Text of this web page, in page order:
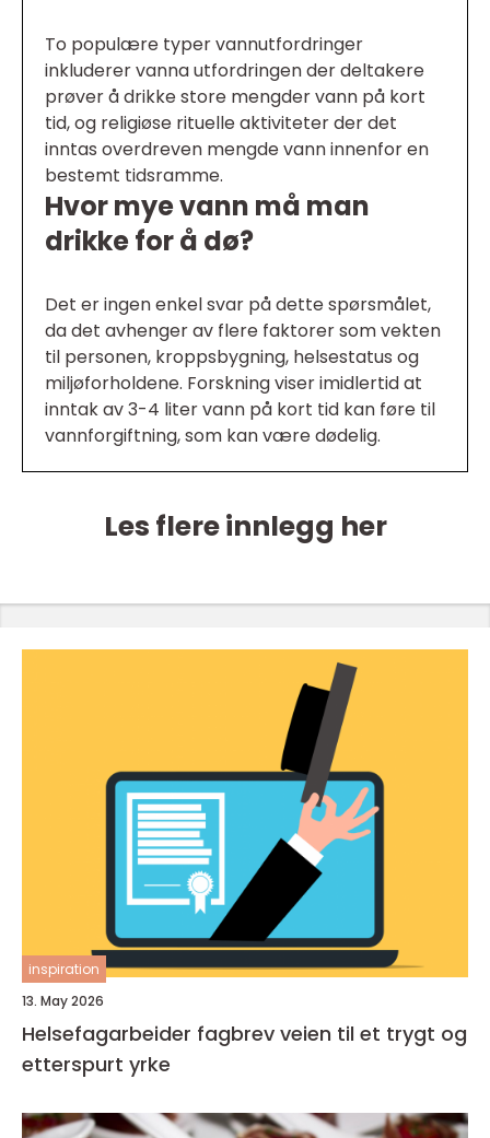
To populære typer vannutfordringer
inkluderer vanna utfordringen der deltakere
prøver å drikke store mengder vann på kort
tid, og religiøse rituelle aktiviteter der det
inntas overdreven mengde vann innenfor en
bestemt tidsramme.
Hvor mye vann må man
drikke for å dø?
Det er ingen enkel svar på dette spørsmålet,
da det avhenger av flere faktorer som vekten
til personen, kroppsbygning, helsestatus og
miljøforholdene. Forskning viser imidlertid at
inntak av 3-4 liter vann på kort tid kan føre til
vannforgiftning, som kan være dødelig.
Les flere innlegg her
inspiration
13. May 2026
Helsefagarbeider fagbrev veien til et trygt og
etterspurt yrke